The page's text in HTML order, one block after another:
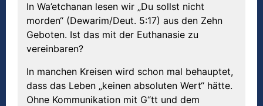
In Wa’etchanan lesen wir „Du sollst nicht
morden“ (Dewarim/Deut. 5:17) aus den Zehn
Geboten. Ist das mit der Euthanasie zu
vereinbaren?
In manchen Kreisen wird schon mal behauptet,
dass das Leben „keinen absoluten Wert“ hätte.
Ohne Kommunikation mit G“tt und dem